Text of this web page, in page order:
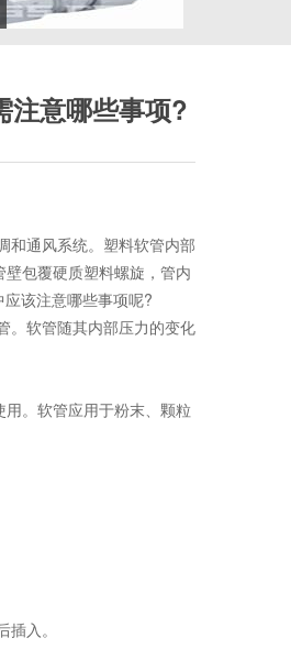
注意哪些事项?
和通风系统。塑料软管内部
包覆硬质塑料螺旋，管内
该注意哪些事项呢?
软管随其内部压力的变化
。软管应用于粉末、颗粒
入。